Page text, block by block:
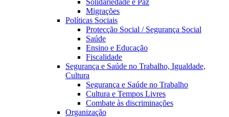
Migrações
Políticas Sociais
Protecção Social / Segurança Social
Saúde
Ensino e Educação
Fiscalidade
Segurança e Saúde no Trabalho, Igualdade,
Cultura
Segurança e Saúde no Trabalho
Cultura e Tempos Livres
Combate às discriminações
Organização